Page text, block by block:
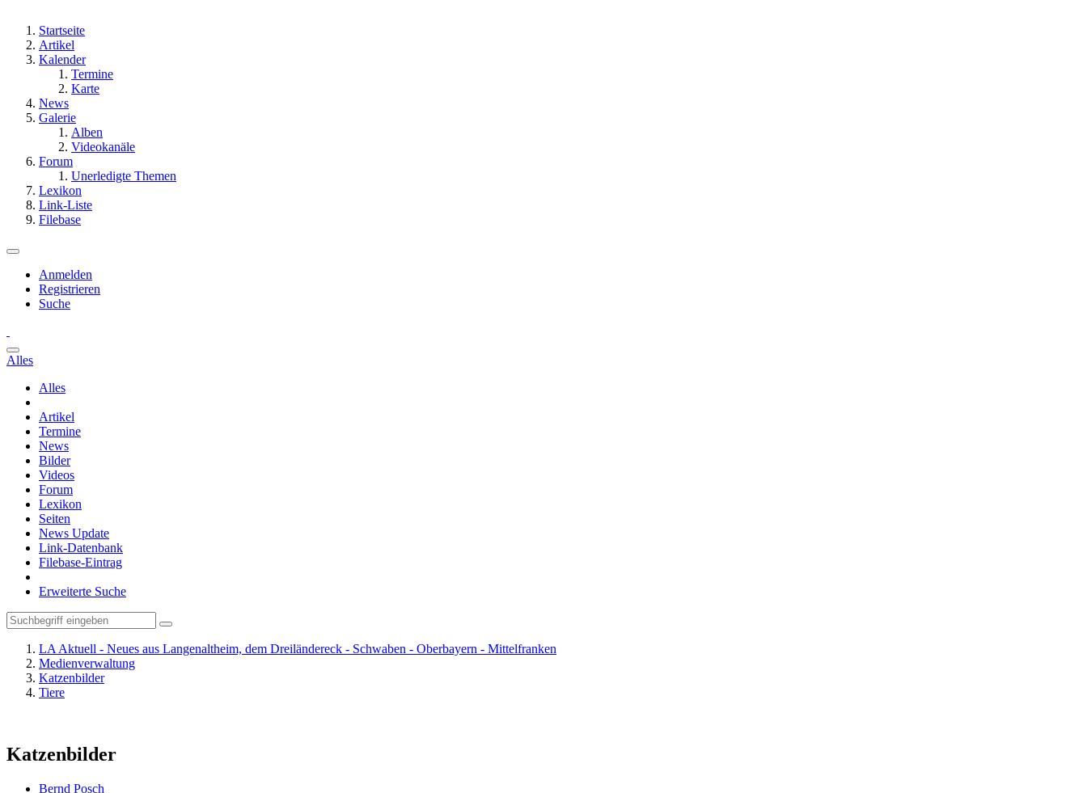
Startseite
Artikel
Kalender
Termine
Karte
News
Galerie
Alben
Videokanäle
Forum
Unerledigte Themen
Lexikon
Link-Liste
Filebase
Anmelden
Registrieren
Suche
Alles
Alles
Artikel
Termine
News
Bilder
Videos
Forum
Lexikon
Seiten
News Update
Link-Datenbank
Filebase-Eintrag
Erweiterte Suche
LA Aktuell - Neues aus Langenaltheim, dem Dreiländereck - Schwaben - Oberbayern - Mittelfranken
Medienverwaltung
Katzenbilder
Tiere
Katzenbilder
Bernd Posch